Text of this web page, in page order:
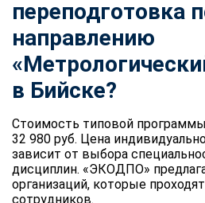
переподготовка
направлению
в Бийске?
Стоимость типовой
32 980 руб. Цена
зависит от выбора
дисциплин. «ЭКОДПО»
организаций, которые
сотрудников.